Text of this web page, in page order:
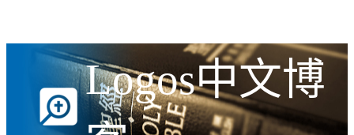
Logos中文博